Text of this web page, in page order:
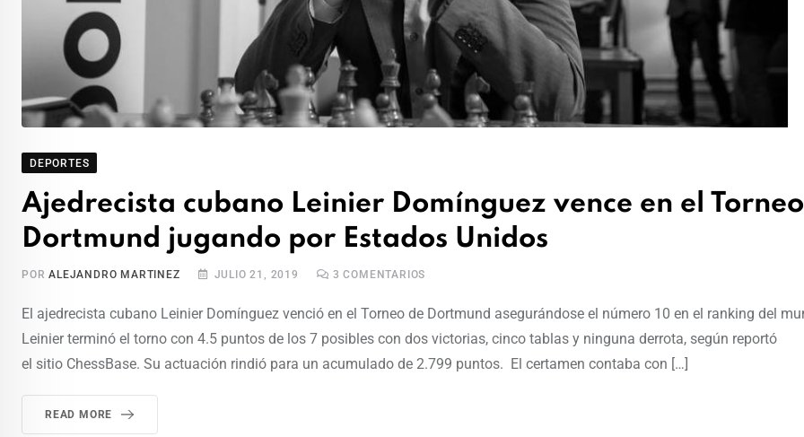
DEPORTES
Ajedrecista cubano Leinier Domínguez vence en el
Dortmund jugando por Estados Unidos
PORALEJANDRO MARTINEZ JULIO 21, 2019 3 COMENTARIOS
El ajedrecista cubano Leinier Domínguez venció en el Torneo de Dortmund asegurándose el número 10 en el ranking del
Leinier terminó el torno con 4.5 puntos de los 7 posibles con dos victorias, cinco tablas y ninguna derrota, según reportó
el sitio ChessBase. Su actuación rindió para un acumulado de 2.799 puntos. El certamen contaba con […]
READ MORE